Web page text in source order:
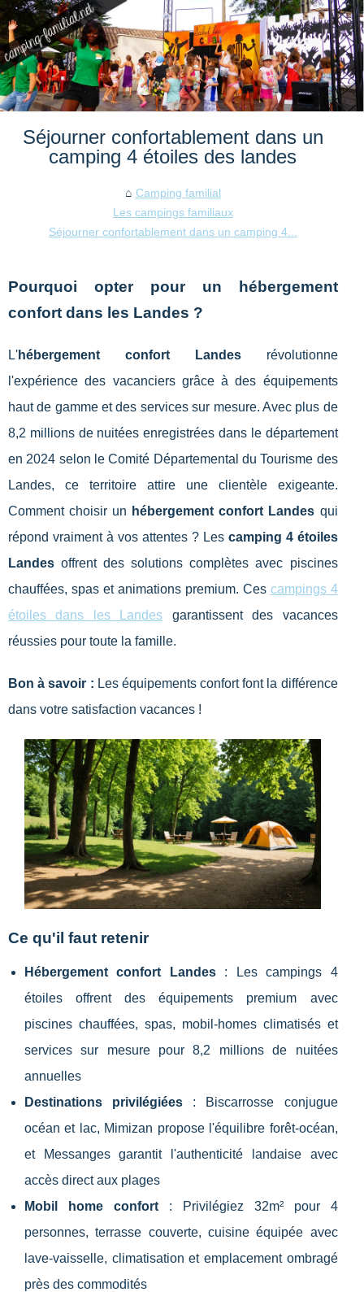
Séjourner confortablement dans un
camping 4 étoiles des landes
Camping familial
Les campings familiaux
Séjourner confortablement dans un camping 4...
Pourquoi opter pour un hébergement
confort dans les Landes ?
L'hébergement confort Landesrévolutionne
l'expérience des vacanciers grâce à des équipements
haut de gamme et des services sur mesure. Avec plus de
8,2 millions de nuitées enregistrées dans le département
en 2024 selon le Comité Départemental du Tourisme des
Landes, ce territoire attire une clientèle exigeante.
Comment choisir un hébergement confort Landes qui
répond vraiment à vos attentes ? Les camping 4 étoiles
Landes offrent des solutions complètes avec piscines
chauffées, spas et animations premium. Ces campings 4
étoiles dans les Landes garantissent des vacances
réussies pour toute la famille.
Bon à savoir : Les équipements confort font la différence
dans votre satisfaction vacances !
Ce qu'il faut retenir
Hébergement confort Landes: Les campings 4
étoiles offrent des équipements premium avec
piscines chauffées, spas, mobil-homes climatisés et
services sur mesure pour 8,2 millions de nuitées
annuelles
Destinations privilégiées : Biscarrosse conjugue
océan et lac, Mimizan propose l'équilibre forêt-océan,
et Messanges garantit l'authenticité landaise avec
accès direct aux plages
Mobil home confort: Privilégiez 32m² pour 4
personnes, terrasse couverte, cuisine équipée avec
lave-vaisselle, climatisation et emplacement ombragé
près des commodités